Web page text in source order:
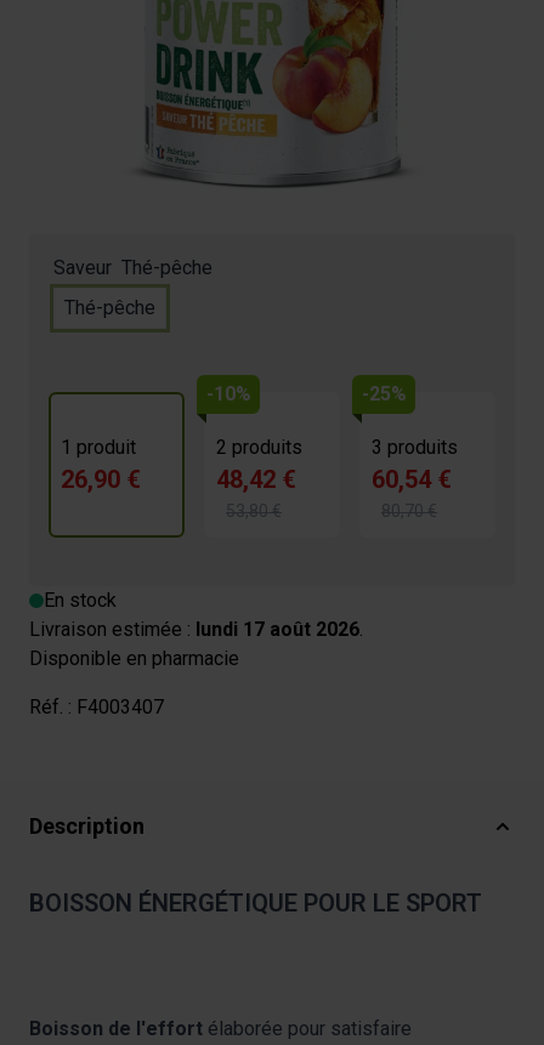
4.6/5 -96 avis
Contribue à maintenir la performance
Améliore la réhydratation
Combine différentes formes de glucides
Pour les exercices d’endurance prolongés
Saveur Thé-pêche
Thé-pêche
1 produit
26,90 €
-10%
2 produits
48,42 €
53,80 €
-25%
3 produits
60,54 €
80,70 €
En stock
Livraison estimée : lundi 17 août 2026.
Disponible en pharmacie
Réf. : F4003407
Description
BOISSON ÉNERGÉTIQUE POUR LE SPORT
Boisson de l'effort élaborée pour satisfaire